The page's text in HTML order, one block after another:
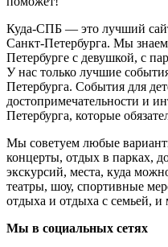
Куда-СПБ — это лучший
Санкт-Петербурга. Мы
Петербурге с девушкой, с
У нас только лучшие
Петербурга. События для
достопримечательности и
Петербурга, которые
Мы советуем любые
концерты, отдых в парках,
экскурсий, места, куда
театры, шоу, спортивные
отдыха и отдыха с семьей, и
Мы в социальных сетях